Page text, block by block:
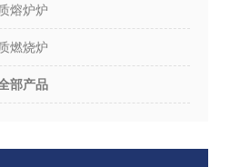
熔炉炉
燃烧炉
部产品